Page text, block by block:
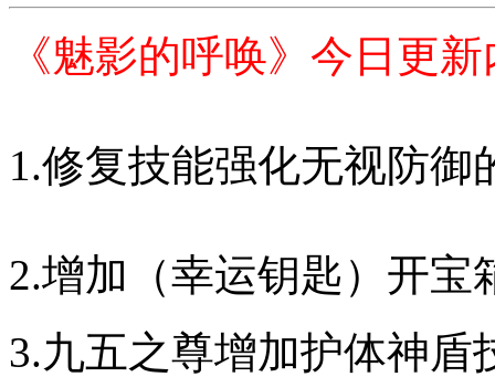
《魅影的呼唤》今日更
1.修复技能强化无视防御
2.增加（幸运钥匙）开宝
3.九五之尊增加护体神盾